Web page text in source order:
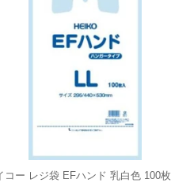
コー レジ袋 EFハンド 乳白色 100枚